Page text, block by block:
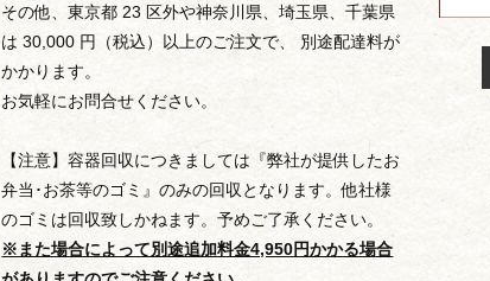
その他、東京都 23 区外や神奈川県、埼玉県、千葉県
は 30,000 円（税込）以上のご注文で、 別途配達料が
かかります。
お気軽にお問合せください。
【注意】容器回収につきましては『弊社が提供したお
弁当･お茶等のゴミ』のみの回収となります。他社様
のゴミは回収致しかねます。予めご了承ください。
※また場合によって別途追加料金4,950円かかる場合
価格から選ぶ